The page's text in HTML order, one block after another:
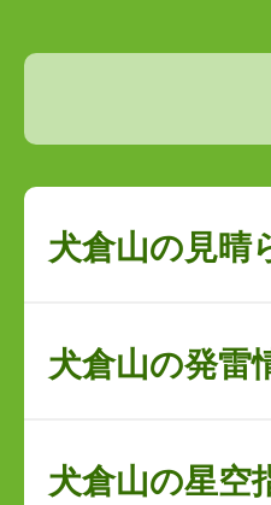
犬倉山の見晴
犬倉山の発雷
犬倉山の星空